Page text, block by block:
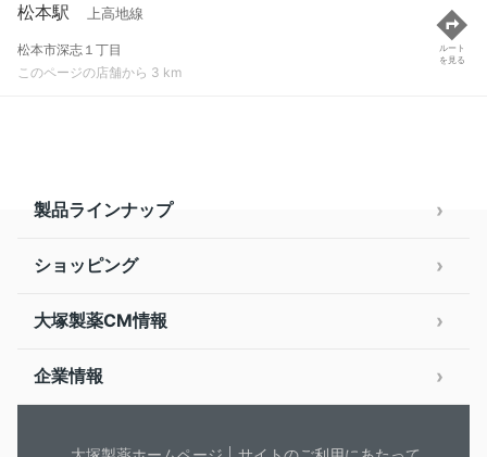
松本駅 上高地線
松本市深志１丁目
このページの店舗から 3 km
ルート
を見る
製品ラインナップ
ショッピング
大塚製薬CM情報
企業情報